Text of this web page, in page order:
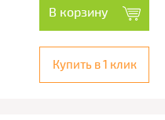
В корзину
Купить в 1 клик